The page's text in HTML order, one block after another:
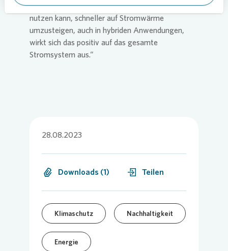
die Wohnungswirtschaft kostengünstige Wege
nutzen kann, schneller auf Stromwärme
umzusteigen, auch in hybriden Anwendungen,
wirkt sich das positiv auf das gesamte
Stromsystem aus.“
28.08.2023
Downloads (1) Teilen
Klimaschutz Nachhaltigkeit
Energie